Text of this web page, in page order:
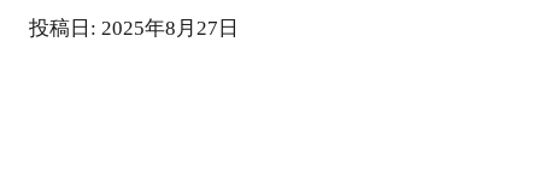
投稿日: 2025年8月27日